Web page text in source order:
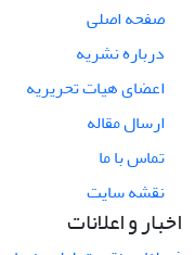
صفحه اصلی
درباره نشریه
اعضای هیات تحریریه
ارسال مقاله
تماس با ما
نقشه سایت
اخبار و اعلانات